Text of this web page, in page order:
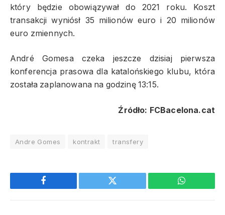
który będzie obowiązywał do 2021 roku. Koszt
transakcji wyniósł 35 milionów euro i 20 milionów
euro zmiennych.
André Gomesa czeka jeszcze dzisiaj pierwsza
konferencja prasowa dla katalońskiego klubu, która
została zaplanowana na godzinę 13:15.
Źródło: FCBacelona.cat
Andre Gomes kontrakt transfery
Facebook Twitter WhatsApp